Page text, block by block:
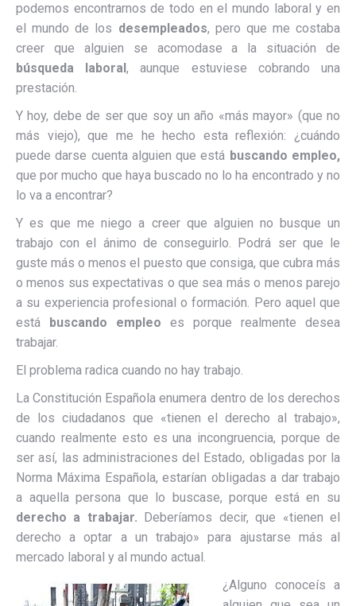
podemos encontrarnos de todo en el mundo laboral y en
el mundo de los desempleados, pero que me costaba
creer que alguien se acomodase a la situación de
búsqueda laboral, aunque estuviese cobrando una
prestación.
Y hoy, debe de ser que soy un año «más mayor» (que no
más viejo), que me he hecho esta reflexión: ¿cuándo
puede darse cuenta alguien que está buscando empleo,
que por mucho que haya buscado no lo ha encontrado y no
lo va a encontrar?
Y es que me niego a creer que alguien no busque un
trabajo con el ánimo de conseguirlo. Podrá ser que le
guste más o menos el puesto que consiga, que cubra más
o menos sus expectativas o que sea más o menos parejo
a su experiencia profesional o formación. Pero aquel que
está buscando empleo es porque realmente desea
trabajar.
El problema radica cuando no hay trabajo.
La Constitución Española enumera dentro de los derechos
de los ciudadanos que «tienen el derecho al trabajo»,
cuando realmente esto es una incongruencia, porque de
ser así, las administraciones del Estado, obligadas por la
Norma Máxima Española, estarían obligadas a dar trabajo
a aquella persona que lo buscase, porque está en su
derecho a trabajar. Deberíamos decir, que «tienen el
derecho a optar a un trabajo» para ajustarse más al
mercado laboral y al mundo actual.
¿Alguno conoceís a